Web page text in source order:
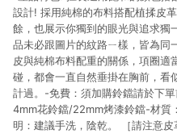
設計! 採用純棉的布料搭配植揉皮
餘，也展示你獨到的眼光與追求獨
品未必跟圖片的紋路ㄧ樣，皆為同
皮與純棉布料配重的關係，項圈適
碰，都會一直自然垂掛在胸前，看
計過。-免費：須加購鈴鐺請於下
4mm花鈴鐺/22mm烤漆鈴鐺-材質
明：建議手洗，陰乾。 ［請注意